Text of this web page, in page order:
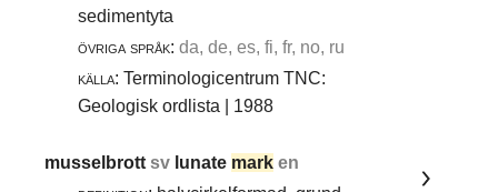
sedimentyta
övriga språk: da, de, es, fi, fr, no, ru
källa: Terminologicentrum TNC:
Geologisk ordlista | 1988
musselbrottsv lunate mark en